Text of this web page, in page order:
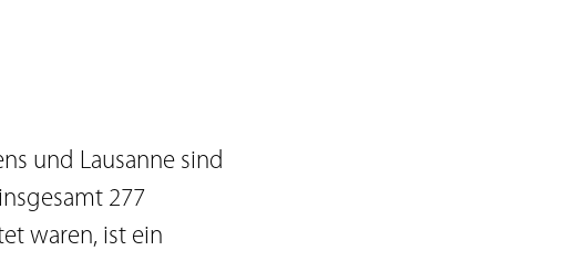
und Lausanne sind
277
waren, ist ein